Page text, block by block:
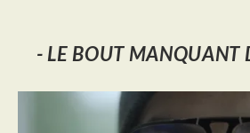
- LE BOUT MANQUANT